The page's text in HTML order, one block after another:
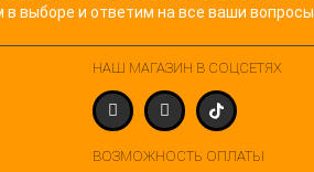
выборе и ответим на все ваши вопросы.
НАШ МАГАЗИН В СОЦСЕТЯХ
ВОЗМОЖНОСТЬ ОПЛАТЫ